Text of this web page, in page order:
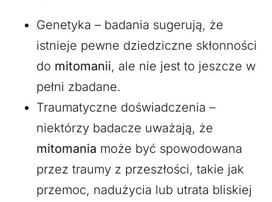
Genetyka – badania sugerują, że
istnieje pewne dziedziczne skłonności
do mitomanii, ale nie jest to jeszcze w
pełni zbadane.
Traumatyczne doświadczenia –
niektórzy badacze uważają, że
mitomania może być spowodowana
przez traumy z przeszłości, takie jak
przemoc, nadużycia lub utrata bliskiej